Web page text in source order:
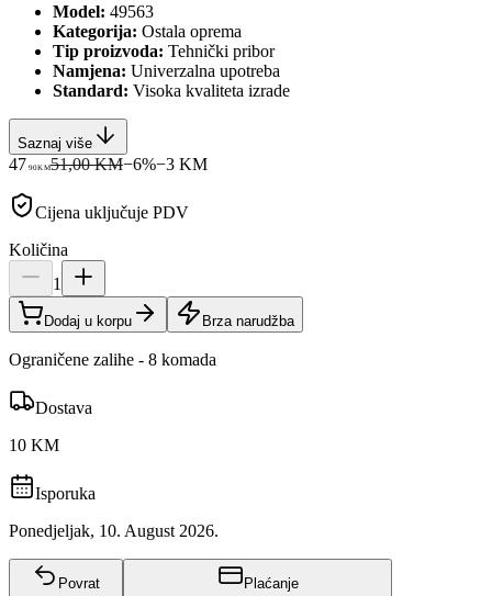
Model: 49563
Kategorija: Ostala oprema
Tip proizvoda: Tehnički pribor
Namjena: Univerzalna upotreba
Standard: Visoka kvaliteta izrade
Saznaj više
47 90KM51,00 KM−6%−3KM
Cijena uključuje PDV
Količina
1
Dodaj u korpu Brza narudžba
Ograničene zalihe - 8 komada
Dostava
10 KM
Isporuka
Ponedjeljak, 10. August 2026.
Povrat
Plaćanje